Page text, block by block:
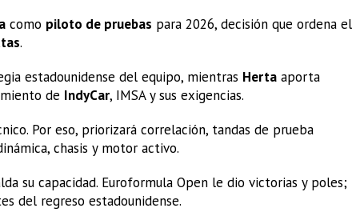
como piloto de pruebas para 2026, decisión que ordena el
.
estadounidense del equipo, mientras Herta aporta
de IndyCar, IMSA y sus exigencias.
Por eso, priorizará correlación, tandas de prueba
chasis y motor activo.
su capacidad. Euroformula Open le dio victorias y poles;
del regreso estadounidense.